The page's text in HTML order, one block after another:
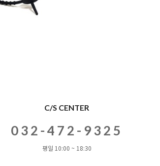
C/S CENTER
032-472-9325
평일 10:00 ~ 18:30